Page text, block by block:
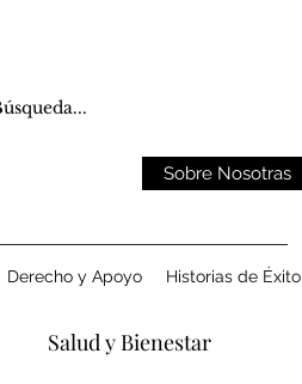
Sobre Nosotras
Derecho y Apoyo Historias de Éxito
Salud y Bienestar